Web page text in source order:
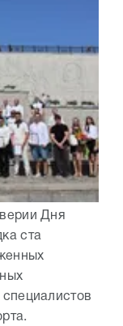
Дня
ста